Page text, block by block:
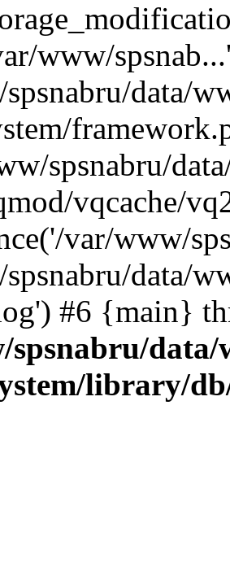
www/
data/
spsnabru/
vqcache/
var/www/
data/
#6 {main}
spsnabru/data/
library/